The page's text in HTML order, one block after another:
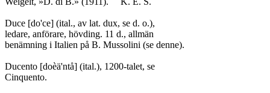
Duce [do'ce] (ital., av lat. dux, se d. o.),
ledare, anförare, hövding. 11 d., allmän
benämning i Italien på B. Mussolini (se denne).
Ducento [doèä'ntå] (ital.), 1200-talet, se
Cinquento.